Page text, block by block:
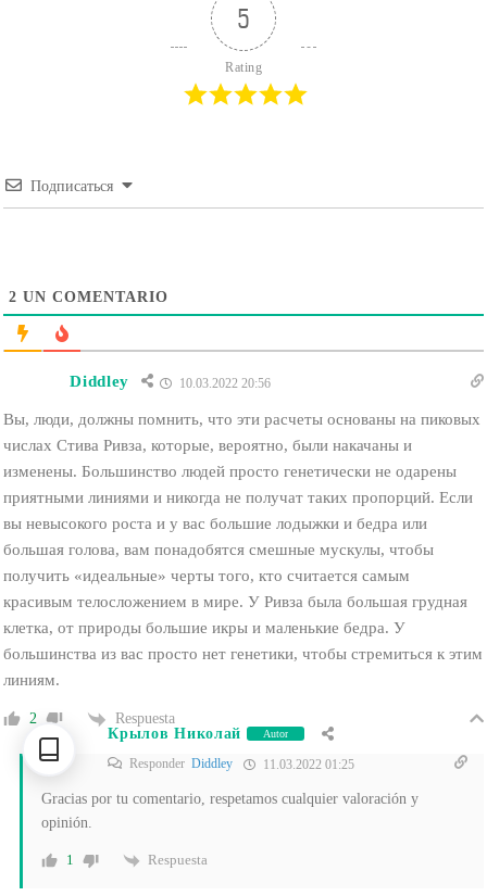
5
Rating
Подписаться
2 UN COMENTARIO
Diddley 10.03.2022 20:56
Вы, люди, должны помнить, что эти расчеты основаны на пиковых
числах Стива Ривза, которые, вероятно, были накачаны и
изменены. Большинство людей просто генетически не одарены
приятными линиями и никогда не получат таких пропорций. Если
вы невысокого роста и у вас большие лодыжки и бедра или
большая голова, вам понадобятся смешные мускулы, чтобы
получить «идеальные» черты того, кто считается самым
красивым телосложением в мире. У Ривза была большая грудная
клетка, от природы большие икры и маленькие бедра. У
большинства из вас просто нет генетики, чтобы стремиться к этим
линиям.
2
Respuesta
Крылов Николай
Autor
ResponderDiddley 11.03.2022 01:25
Gracias por tu comentario, respetamos cualquier valoración y
opinión.
1 Respuesta